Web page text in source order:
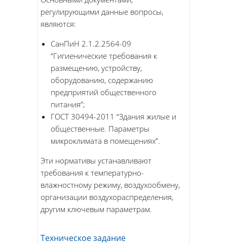
регулирующими данные вопросы,
являются:
СанПиН 2.1.2.2564-09
“Гигиенические требования к
размещению, устройству,
оборудованию, содержанию
предприятий общественного
питания”;
ГОСТ 30494-2011 “Здания жилые и
общественные. Параметры
микроклимата в помещениях”.
Эти нормативы устанавливают
требования к температурно-
влажностному режиму, воздухообмену,
организации воздухораспределения,
другим ключевым параметрам.
Техническое задание